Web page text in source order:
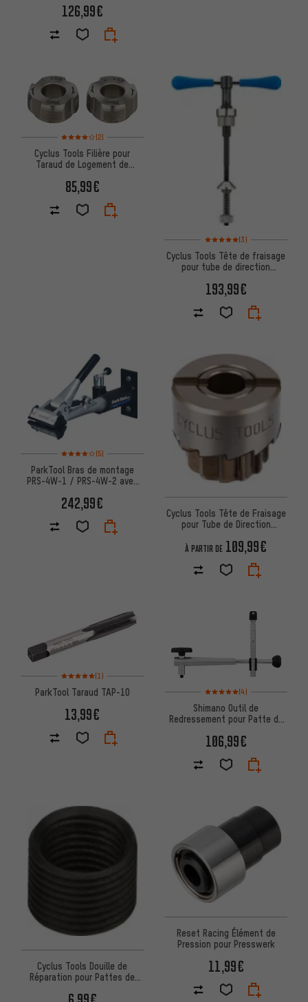
126,99€
Note moyenne : 4 sur 5 d'après 2 avis
(2)
Cyclus Tools Filière pour
Taraud de Logement de
85,99€
Note moyenne : 5 sur 5
(3)
Cyclus Tools Tête de fraisage
pour tube de direction
193,99€
Note moyenne : 4 sur 5 d'après 5 avis
(5)
ParkTool Bras de montage
PRS-4W-1 / PRS-4W-2 avec
242,99€
Cyclus Tools Tête de Fraisage
pour Tube de Direction
À PARTIR DE 109,99€
Note moyenne : 5 sur 5 d'après 1 avis
(1)
ParkTool Taraud TAP-10
13,99€
Note moyenne : 5 sur 5
(4)
Shimano Outil de
Redressement pour Patte de
106,99€
Cyclus Tools Douille de
Réparation pour Pattes de
Aluminium
Reset Racing Élément de
Pression pour Presswerk
11,99€